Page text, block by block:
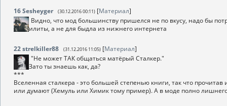
16Sesheyger (30.12.2016 00:11) [Материал]
Видно, что мод большинству пришелся не по вкусу, надо бы
илиты, а не для быдла из нижнего интернета
22strelkiller88 (31.12.2016 11:05) [Материал]
"Не может ТАК общаться матёрый Сталкер."
Зато ты знаешь как, да?
***
Вселенная сталкера - это большей степенью книги, так что
или думают (Хемуль или Химик тому пример). А в моде полно